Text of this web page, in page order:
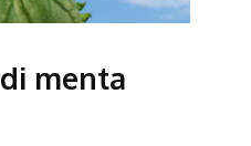
menta